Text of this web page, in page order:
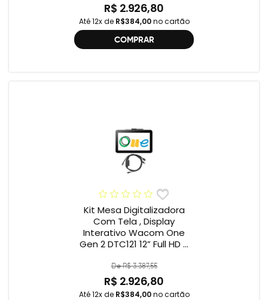
R$ 2.926,80
Até 12x de R$384,00no cartão
COMPRAR
Kit Mesa Digitalizadora
Com Tela , Display
Interativo Wacom One
Gen 2 DTC121 12” Full HD +
geração , DTC121 ,
DTH134W,
De R$ 3.387,55
R$ 2.926,80
Até 12x de R$384,00no cartão